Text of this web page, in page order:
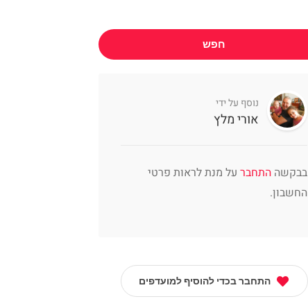
חפש
נוסף על ידי
אורי מלץ
בבקשה התחבר על מנת לראות פרטי
החשבון.
התחבר בכדי להוסיף למועדפים